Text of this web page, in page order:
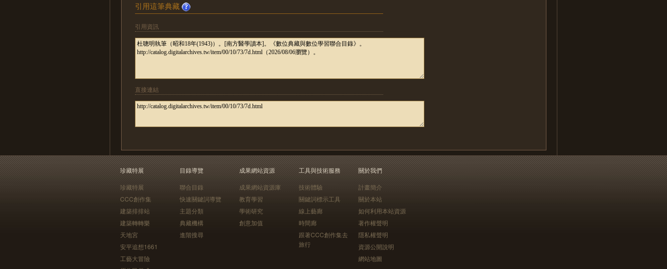
引用這筆典藏
引用資訊
直接連結
珍藏特展
珍藏特展
CCC創作集
建築排排站
建築轉轉樂
天地宮
安平追想1661
工藝大冒險
目錄導覽
聯合目錄
快速關鍵詞導覽
主題分類
典藏機構
進階搜尋
成果網站資源
成果網站資源庫
教育學習
學術研究
創意加值
工具與技術服務
技術體驗
關鍵詞標示工具
線上藝廊
時間廊
跟著CCC創作集去
旅行
關於我們
計畫簡介
關於本站
如何利用本站資源
著作權聲明
隱私權聲明
資源公開說明
網站地圖